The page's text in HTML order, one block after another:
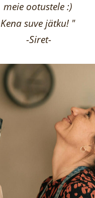
meie ootustele :)
Kena suve jätku! "
-Siret-